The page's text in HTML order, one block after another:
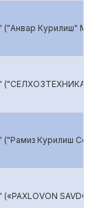
("Анвар Курилиш"
("СЕЛХОЗТЕХНИКА"
("Рамиз Курилиш
SAVDO